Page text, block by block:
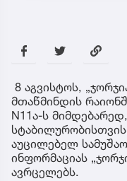
8 აგვისტოს,
მთაწმინდის
N11ა-ს
აუცილებელ
ინფორმაციას
ავრცელებს.